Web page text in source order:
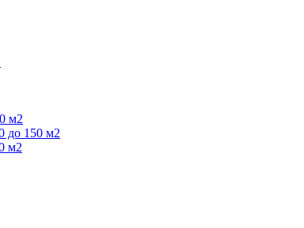
м2
до 150 м2
м2